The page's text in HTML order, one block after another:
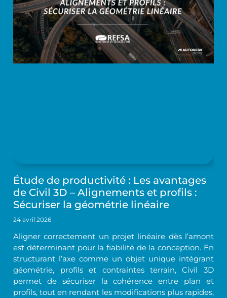
Étude de productivité : Les avantages
de Civil 3D – Alignements et profils :
Sécuriser la géométrie linéaire
24 avril 2026
Aligner correctement un projet linéaire dès l’amont
est déterminant pour la fiabilité de la conception. En
structurant l’axe comme un objet unique intégrant
géométrie, profils et contraintes terrain, Civil 3D
permet de sécuriser la cohérence entre plan et
profils, tout en rendant les modifications plus rapides,